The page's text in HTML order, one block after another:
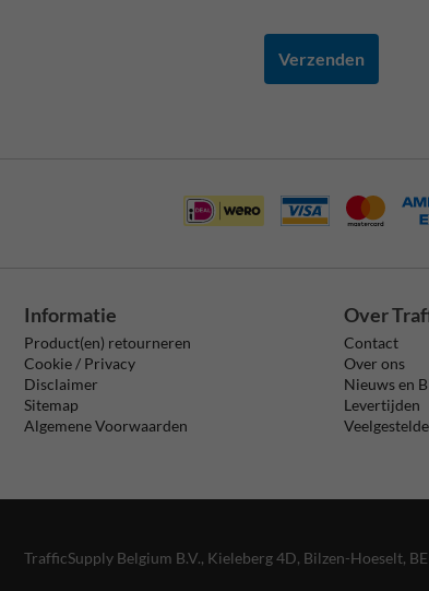
Verzenden
Informatie
Product(en) retourneren
Cookie / Privacy
Disclaimer
Sitemap
Algemene Voorwaarden
Over
Contact
Over ons
Nieuws en
Levertijden
TrafficSupply Belgium B.V., Kieleberg 4D, Bilzen-Hoeselt, BE